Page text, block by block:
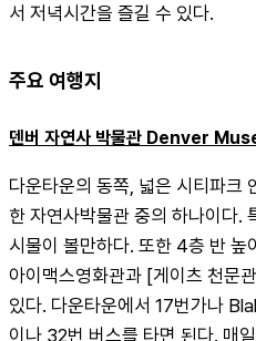
서 저녁시간을 즐길 수 있다.
주요 여행지
덴버 자연사 박물관 Denver
다운타운의 동쪽, 넓은 시티파크
한 자연사박물관 중의 하나이다.
시물이 볼만하다. 또한 4층 반 높
아이맥스영화관과 [게이츠 천문
있다. 다운타운에서 17번가나
이나 32번 버스를 타면 된다. 매